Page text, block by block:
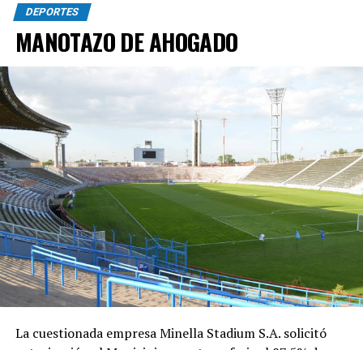
DEPORTES
MANOTAZO DE AHOGADO
La cuestionada empresa Minella Stadium S.A. solicitó